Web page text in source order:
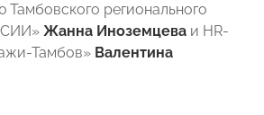
регионального
Жанна Иноземцева и HR-
Тамбов» Валентина